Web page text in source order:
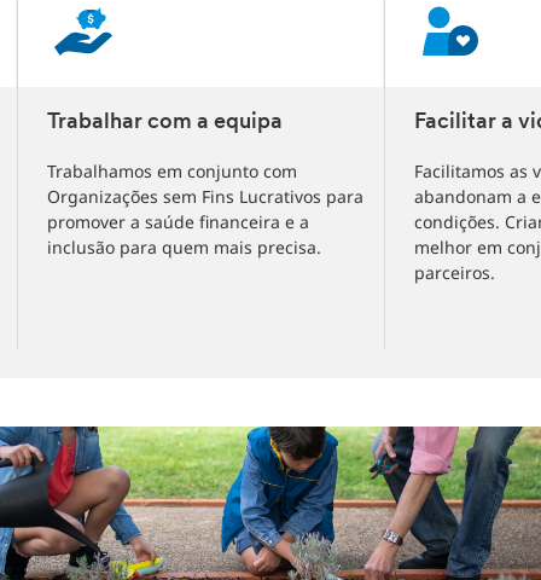
de
4
total
items
Trabalhar com a equipa
Trabalhamos em conjunto com
Organizações sem Fins Lucrativos para
promover a saúde financeira e a
inclusão para quem mais precisa.
Facilitar a
Facilitamos as
abandonam a
condições.
melhor em
parceiros.